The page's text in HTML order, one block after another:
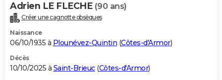
Alimentation
Guide de la santé
Maladies
Médicaments
Sommeil
VOYAGE
Destinations
City break
Voyage nature
Voyage de noces
Forum
Climat
+PHOTO
GUIDES D'ACHAT
BONS PLANS
Adrien LE FLECHE (90 ans)
Créer une cagnotte obsèques
Naissance
06/10/1935 à Plounévez-Quintin (Côtes-d'Armor)
Décès
10/10/2025 à Saint-Brieuc(Côtes-d'Armor)